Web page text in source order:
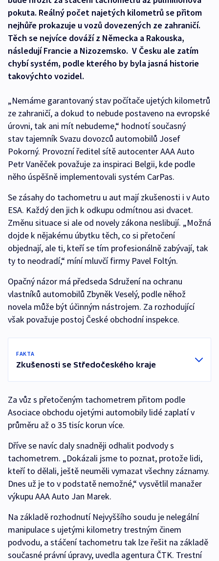
pokuta. Reálný počet najetých kilometrů se přitom
nejhůře prokazuje u vozů dovezených ze zahraničí.
Těch se nejvíce dováží z Německa a Rakouska,
následují Francie a Nizozemsko. V Česku ale zatím
chybí systém, podle kterého by byla jasná historie
takovýchto vozidel.
„Nemáme garantovaný stav počítače ujetých kilometrů
ze zahraničí, a dokud to nebude postaveno na evropské
úrovni, tak ani mít nebudeme,“ hodnotí současný
stav tajemník Svazu dovozců automobilů Josef
Pokorný. Provozní ředitel sítě autocenter AAA Auto
Petr Vaněček považuje za inspiraci Belgii, kde podle
něho úspěšně implementovali systém CarPas.
Se zásahy do tachometru u aut mají zkušenosti i v Auto
ESA. Každý den jich k odkupu odmítnou asi dvacet.
Změnu situace si ale od novely zákona neslibují. „Možná
dojde k nějakému úbytku těch, co si přetočení
objednají, ale ti, kteří se tím profesionálně zabývají, tak
ty to neodradí,“ míní mluvčí firmy Pavel Foltýn.
Opačný názor má předseda Sdružení na ochranu
vlastníků automobilů Zbyněk Veselý, podle něhož
novela může být účinným nástrojem. Za rozhodující
však považuje postoj České obchodní inspekce.
FAKTA
Zkušenosti se Středočeského kraje
Za vůz s přetočeným tachometrem přitom podle
Asociace obchodu ojetými automobily lidé zaplatí v
průměru až o 35 tisíc korun více.
Dříve se navíc daly snadněji odhalit podvody s
tachometrem. „Dokázali jsme to poznat, protože lidi,
kteří to dělali, ještě neuměli vymazat všechny záznamy.
Dnes už je to v podstatě nemožné,“ vysvětlil manažer
výkupu AAA Auto Jan Marek.
Na základě rozhodnutí Nejvyššího soudu je nelegální
manipulace s ujetými kilometry trestným činem
podvodu, a stáčení tachometru tak lze řešit na základě
současné právní úpravy, uvedla agentura ČTK. Trestní